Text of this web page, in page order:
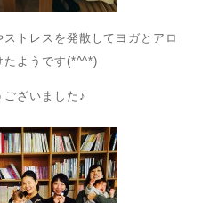
トレスを発散してヨガとアロ
たようです(*^^*)
ございました♪